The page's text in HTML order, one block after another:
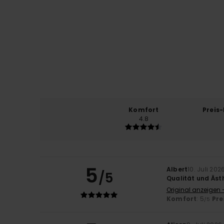
Komfort
4.8
5/5 Albert10. Juli 2026
Qualität und
Original anzeigen
Komfort: 5/5